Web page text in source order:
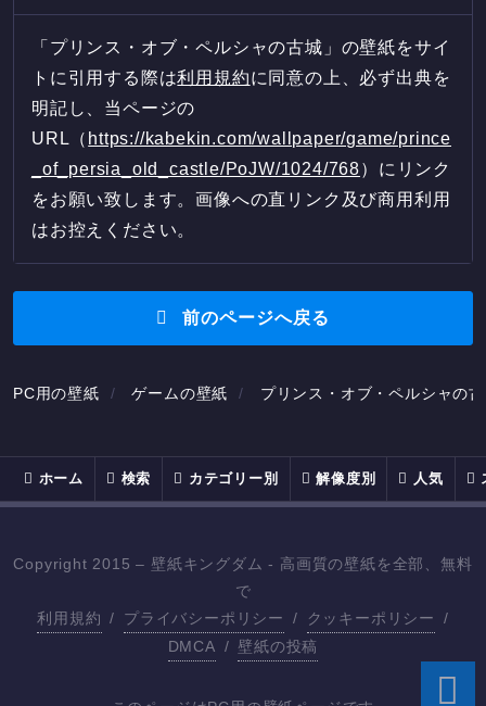
「プリンス・オブ・ペルシャの古城」の壁紙をサイ
トに引用する際は利用規約に同意の上、必ず出典を
明記し、当ページの
URL（ https://kabekin.com/wallpaper/game/prince
_of_persia_old_castle/PoJW/1024/768）にリンク
をお願い致します。画像への直リンク及び商用利用
はお控えください。
前のページへ戻る
PC用の壁紙 ゲームの壁紙 プリンス・オブ・ペルシャの
ホーム 検索 カテゴリー別 解像度別 人気
Copyright 2015 – 壁紙キングダム - 高画質の壁紙を全部、無料
で
利用規約 / プライバシーポリシー / クッキーポリシー
/
DMCA / 壁紙の投稿